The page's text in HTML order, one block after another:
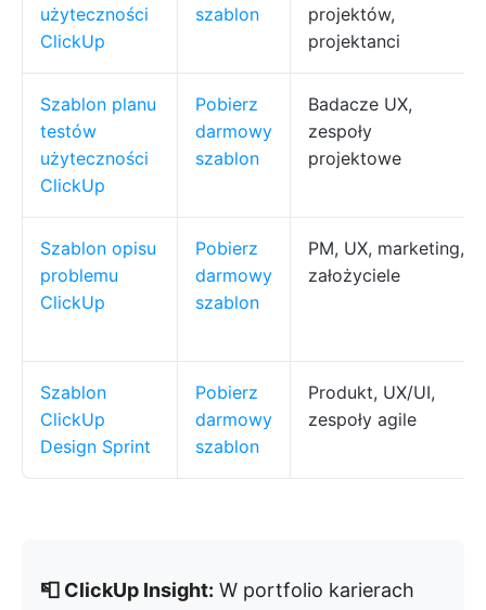
użyteczności
ClickUp
szablon
projektów,
projektanci
Szablon planu
testów
użyteczności
ClickUp
Pobierz
darmowy
szablon
Badacze UX,
zespoły
projektowe
Szablon opisu
problemu
ClickUp
Pobierz
darmowy
szablon
PM, UX, marketing,
założyciele
Szablon
ClickUp
Design Sprint
Pobierz
darmowy
szablon
Produkt, UX/UI,
zespoły agile
📮 ClickUp Insight: W portfolio karierach